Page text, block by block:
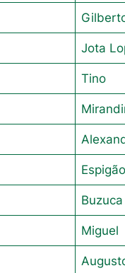
Jota
Tino
Espigão
Buzuca
Miguel